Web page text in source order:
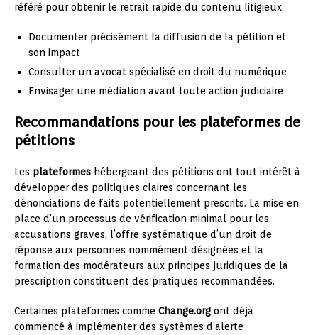
référé pour obtenir le retrait rapide du contenu litigieux.
Documenter précisément la diffusion de la pétition et
son impact
Consulter un avocat spécialisé en droit du numérique
Envisager une médiation avant toute action judiciaire
Recommandations pour les plateformes de
pétitions
Les plateformes hébergeant des pétitions ont tout intérêt à
développer des politiques claires concernant les
dénonciations de faits potentiellement prescrits. La mise en
place d’un processus de vérification minimal pour les
accusations graves, l’offre systématique d’un droit de
réponse aux personnes nommément désignées et la
formation des modérateurs aux principes juridiques de la
prescription constituent des pratiques recommandées.
Certaines plateformes comme Change.org ont déjà
commencé à implémenter des systèmes d’alerte